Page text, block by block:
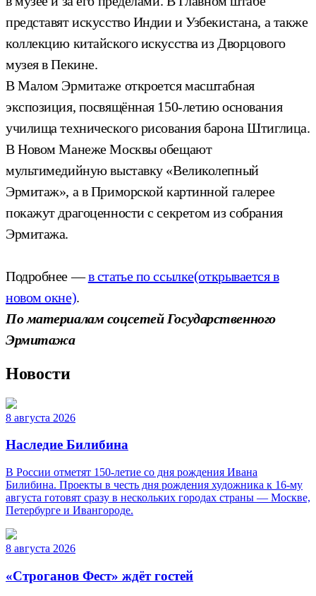
представят искусство Индии и Узбекистана, а также
коллекцию китайского искусства из Дворцового
музея в Пекине.
В Малом Эрмитаже откроется масштабная
экспозиция, посвящённая 150-летию основания
училища технического рисования барона Штиглица.
В Новом Манеже Москвы обещают
мультимедийную выставку «Великолепный
Эрмитаж», а в Приморской картинной галерее
покажут драгоценности с секретом из собрания
Эрмитажа.
Подробнее —в статье по ссылке(открывается в
новом окне).
По материалам соцсетей Государственного
Эрмитажа
Новости
8 августа 2026
Наследие Билибина
В России отметят 150-летие со дня рождения Ивана
Билибина. Проекты в честь дня рождения художника к 16-му
августа готовят сразу в нескольких городах страны — Москве,
Петербурге и Ивангороде.
8 августа 2026
«Строганов Фест» ждёт гостей